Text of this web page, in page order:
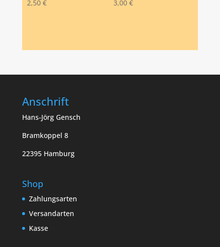
2,50 € 3,00 €
Anschrift
Hans-Jörg Gensch
Bramkoppel 8
22395 Hamburg
Shop
Zahlungsarten
Versandarten
Kasse